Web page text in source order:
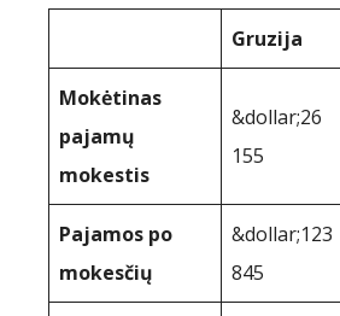
Gruzija
Mokėtinas
pajamų
mokestis
&dollar;26
155
Pajamos po
mokesčių
&dollar;123
845